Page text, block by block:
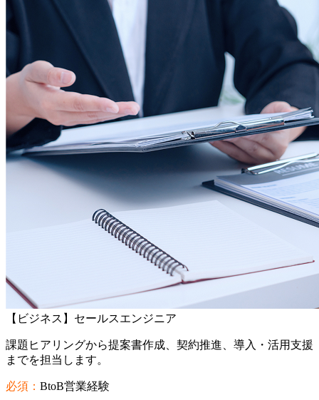
【ビジネス】セールスエンジニア
課題ヒアリングから提案書作成、契約推進、導入・活用支援
までを担当します。
必須： BtoB営業経験